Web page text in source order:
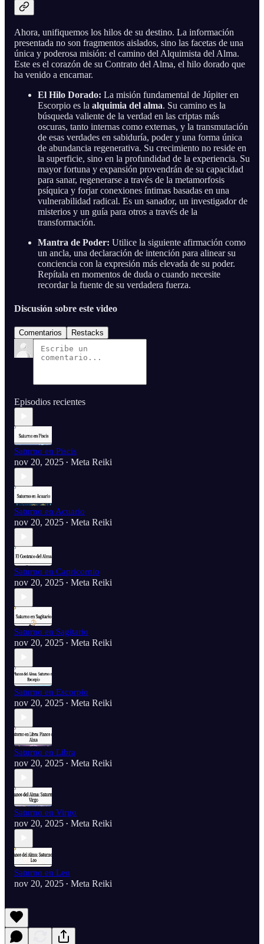
Ahora, unifiquemos los hilos de su destino. La información
presentada no son fragmentos aislados, sino las facetas de una
única y poderosa misión: el camino del Alquimista del Alma.
Este es el corazón de su Contrato del Alma, el hilo dorado que
ha venido a encarnar.
El Hilo Dorado: La misión fundamental de Júpiter en
Escorpio es la alquimia del alma. Su camino es la
búsqueda valiente de la verdad en las criptas más
oscuras, tanto internas como externas, y la transmutación
de esas verdades en sabiduría, poder y una forma única
de abundancia regenerativa. Su crecimiento no reside en
la superficie, sino en la profundidad de la experiencia. Su
mayor fortuna y expansión provendrán de su capacidad
para sanar, regenerarse a través de la metamorfosis
psíquica y forjar conexiones íntimas basadas en una
vulnerabilidad radical. Es un sanador, un investigador de
misterios y un guía para otros a través de la
transformación.
Mantra de Poder: Utilice la siguiente afirmación como
un ancla, una declaración de intención para alinear su
conciencia con la expresión más elevada de su poder.
Repítala en momentos de duda o cuando necesite
recordar la fuente de su verdadera fuerza.
Discusión sobre este video
Comentarios Restacks
Episodios recientes
Saturno en Piscis
nov 20, 2025 • Meta Reiki
Saturno en Acuario
nov 20, 2025 • Meta Reiki
Saturno en Capricornio
nov 20, 2025 • Meta Reiki
Saturno en Sagitario
nov 20, 2025 • Meta Reiki
Saturno en Escorpio
nov 20, 2025 • Meta Reiki
Saturno en Libra
nov 20, 2025 • Meta Reiki
Saturno en Virgo
nov 20, 2025 • Meta Reiki
Saturno en Leo
nov 20, 2025 • Meta Reiki